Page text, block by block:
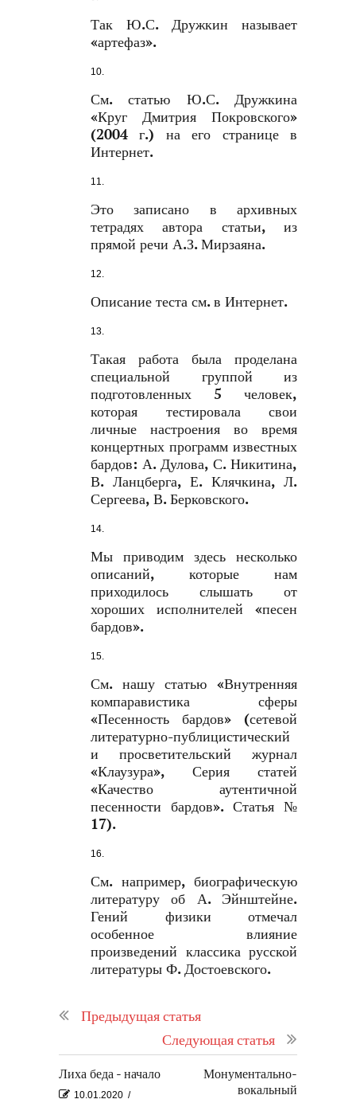
Так Ю.С. Дружкин называет
«артефаз».
См. статью Ю.С. Дружкина
«Круг Дмитрия Покровского»
(2004 г.) на его странице в
Интернет.
Это записано в архивных
тетрадях автора статьи, из
прямой речи А.З. Мирзаяна.
Описание теста см. в Интернет.
Такая работа была проделана
специальной группой из
подготовленных 5 человек,
которая тестировала свои
личные настроения во время
концертных программ известных
бардов: А. Дулова, С. Никитина,
В. Ланцберга, Е. Клячкина, Л.
Сергеева, В. Берковского.
Мы приводим здесь несколько
описаний, которые нам
приходилось слышать от
хороших исполнителей «песен
бардов».
См. нашу статью «Внутренняя
компаравистика сферы
«Песенность бардов» (сетевой
литературно-публицистический
и просветительский журнал
«Клаузура», Серия статей
«Качество аутентичной
песенности бардов». Статья №
17).
См. например, биографическую
литературу об А. Эйнштейне.
Гений физики отмечал
особенное влияние
произведений классика русской
литературы Ф. Достоевского.
Предыдущая статья
Следующая статья
Лиха беда - начало
10.01.2020 /
Монументально-
вокальный